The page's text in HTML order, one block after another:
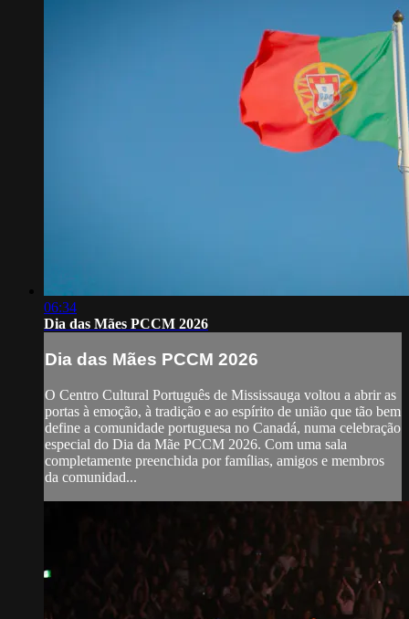
06:34
Dia das Mães PCCM 2026
Dia das Mães PCCM 2026
O Centro Cultural Português de Mississauga voltou a abrir as
portas à emoção, à tradição e ao espírito de união que tão bem
define a comunidade portuguesa no Canadá, numa celebração
especial do Dia da Mãe PCCM 2026. Com uma sala
completamente preenchida por famílias, amigos e membros
da comunidad...